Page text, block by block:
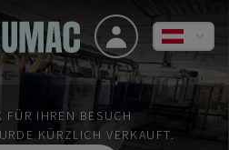
FÜR IHREN BESUCH
KÜRZLICH VERKAUFT.